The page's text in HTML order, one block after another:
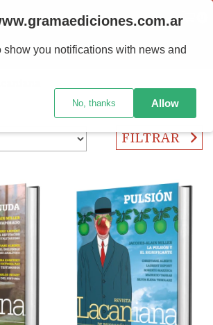
PRODUTOS
FILTRAR
show you notifications with news and
No, thanks Allow